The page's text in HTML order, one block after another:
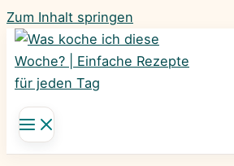
Zum Inhalt springen